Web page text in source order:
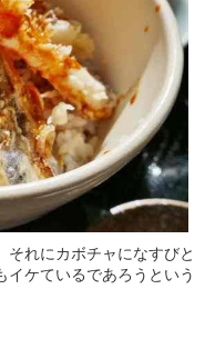
それにカボチャになすびと
イケているであろうという